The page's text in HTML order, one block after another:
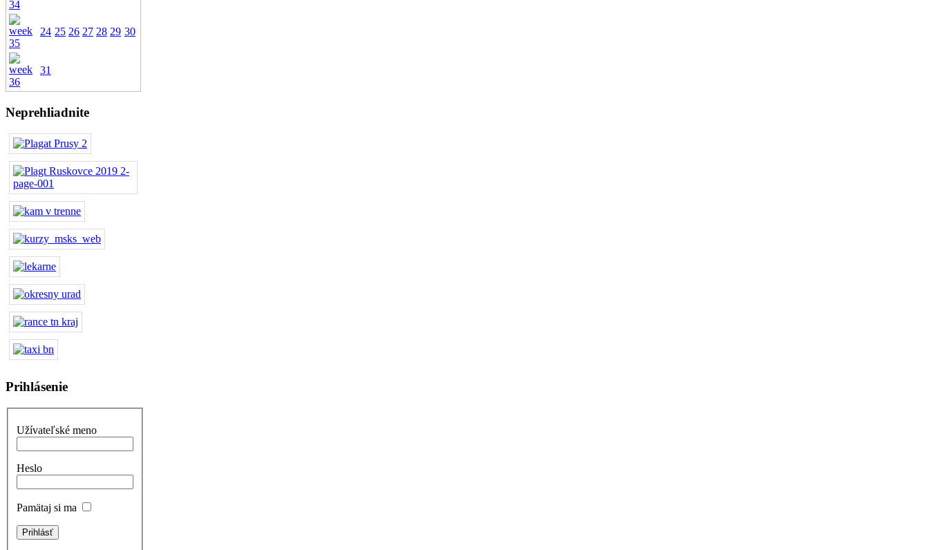
24 25 26 27 28 29 30
31
Neprehliadnite
Prihlásenie
Užívateľské meno
Heslo
Pamätaj si ma